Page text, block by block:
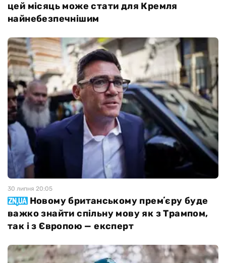
цей місяць може стати для Кремля
найнебезпечнішим
30 липня 20:05
Новому британському премʼєру буде
важко знайти спільну мову як з Трампом,
так і з Європою — експерт